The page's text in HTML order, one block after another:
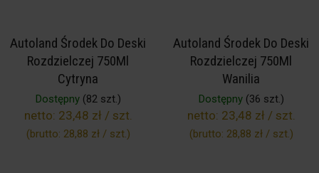
Autoland Środek Do Deski
Rozdzielczej 750Ml
Cytryna
Dostępny(82 szt.)
netto: 23,48 zł / szt.
(brutto: 28,88 zł / szt.)
Autoland Środek Do Deski
Rozdzielczej 750Ml
Wanilia
Dostępny(36 szt.)
netto: 23,48 zł / szt.
(brutto: 28,88 zł / szt.)